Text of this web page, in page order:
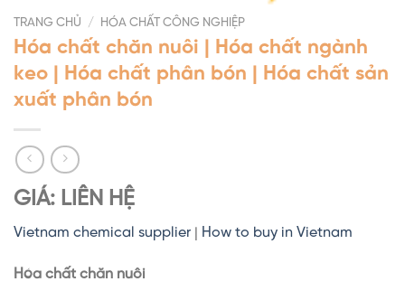
TRANG CHỦ / HÓA CHẤT CÔNG NGHIỆP
Hóa chất chăn nuôi | Hóa chất ngành
keo | Hóa chất phân bón | Hóa chất sản
xuất phân bón
GIÁ: LIÊN HỆ
Vietnam chemical supplier | How to buy in Vietnam
Hóa chất chăn nuôi